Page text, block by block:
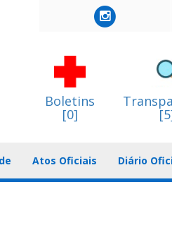
Boletins
[0]
Atos Oficiais Diário